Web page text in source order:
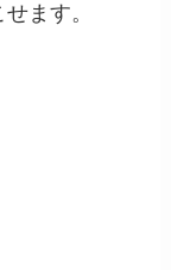
ます。